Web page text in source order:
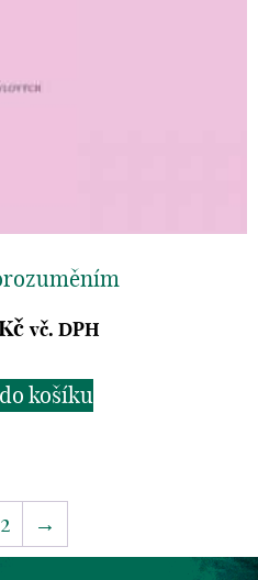
vč. DPH
košíku
2 →